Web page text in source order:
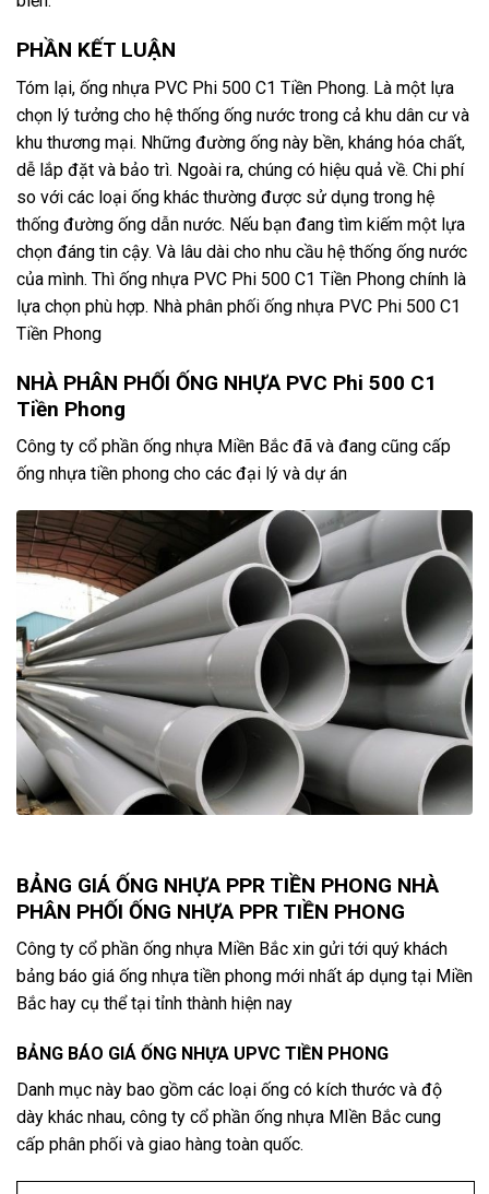
PHẦN KẾT LUẬN
Tóm lại, ống nhựa PVC Phi 500 C1 Tiền Phong. Là một lựa
chọn lý tưởng cho hệ thống ống nước trong cả khu dân cư và
khu thương mại. Những đường ống này bền, kháng hóa chất,
dễ lắp đặt và bảo trì. Ngoài ra, chúng có hiệu quả về. Chi phí
so với các loại ống khác thường được sử dụng trong hệ
thống đường ống dẫn nước. Nếu bạn đang tìm kiếm một lựa
chọn đáng tin cậy. Và lâu dài cho nhu cầu hệ thống ống nước
của mình. Thì ống nhựa PVC Phi 500 C1 Tiền Phong chính là
lựa chọn phù hợp. Nhà phân phối ống nhựa PVC Phi 500 C1
Tiền Phong
NHÀ PHÂN PHỐI ỐNG NHỰA PVC Phi 500 C1
Tiền Phong
Công ty cổ phần ống nhựa Miền Bắc đã và đang cũng cấp
ống nhựa tiền phong cho các đại lý và dự án
BẢNG GIÁ ỐNG NHỰA PPR TIỀN PHONG NHÀ
PHÂN PHỐI ỐNG NHỰA PPR TIỀN PHONG
Công ty cổ phần ống nhựa Miền Bắc xin gửi tới quý khách
bảng báo giá ống nhựa tiền phong mới nhất áp dụng tại Miền
Bắc hay cụ thể tại tỉnh thành hiện nay
BẢNG BÁO GIÁ ỐNG NHỰA UPVC TIỀN PHONG
Danh mục này bao gồm các loại ống có kích thước và độ
dày khác nhau, công ty cổ phần ống nhựa MIền Bắc cung
cấp phân phối và giao hàng toàn quốc.